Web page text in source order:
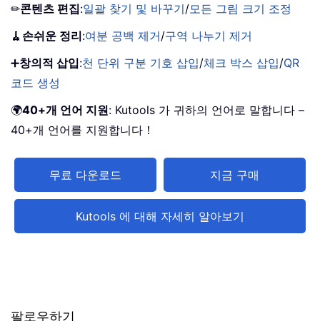
✏콘텐츠 편집:일괄 찾기 및 바꾸기/모든 그림 크기 조정
🧹 손쉬운 정리:여분 공백 제거/구역 나누기 제거
➕창의적 삽입:천 단위 구분 기호 삽입/체크 박스 삽입/QR
코드 생성
🌍40+개 언어 지원: Kutools 가 귀하의 언어로 말합니다 –
40+개 언어를 지원합니다！
무료 다운로드 지금 구매
Kutools 에 대해 자세히 알아보기
팔로우하기